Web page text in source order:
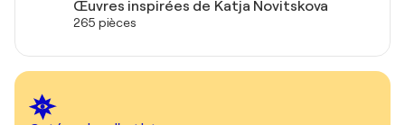
Œuvres inspirées de Katja Novitskova
265 pièces